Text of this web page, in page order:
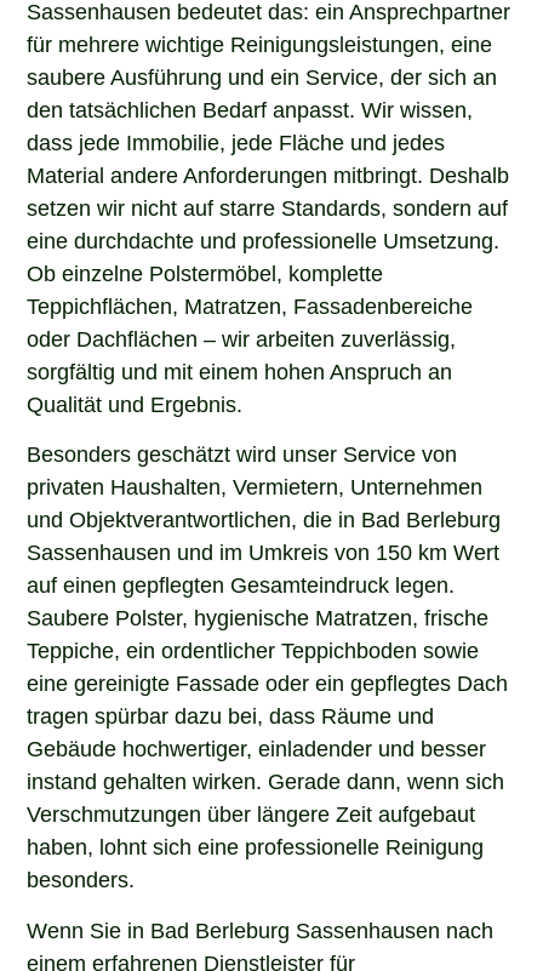
Sassenhausen bedeutet das: ein Ansprechpartner
für mehrere wichtige Reinigungsleistungen, eine
saubere Ausführung und ein Service, der sich an
den tatsächlichen Bedarf anpasst. Wir wissen,
dass jede Immobilie, jede Fläche und jedes
Material andere Anforderungen mitbringt. Deshalb
setzen wir nicht auf starre Standards, sondern auf
eine durchdachte und professionelle Umsetzung.
Ob einzelne Polstermöbel, komplette
Teppichflächen, Matratzen, Fassadenbereiche
oder Dachflächen – wir arbeiten zuverlässig,
sorgfältig und mit einem hohen Anspruch an
Qualität und Ergebnis.
Besonders geschätzt wird unser Service von
privaten Haushalten, Vermietern, Unternehmen
und Objektverantwortlichen, die in Bad Berleburg
Sassenhausen und im Umkreis von 150 km Wert
auf einen gepflegten Gesamteindruck legen.
Saubere Polster, hygienische Matratzen, frische
Teppiche, ein ordentlicher Teppichboden sowie
eine gereinigte Fassade oder ein gepflegtes Dach
tragen spürbar dazu bei, dass Räume und
Gebäude hochwertiger, einladender und besser
instand gehalten wirken. Gerade dann, wenn sich
Verschmutzungen über längere Zeit aufgebaut
haben, lohnt sich eine professionelle Reinigung
besonders.
Wenn Sie in Bad Berleburg Sassenhausen nach
einem erfahrenen Dienstleister für